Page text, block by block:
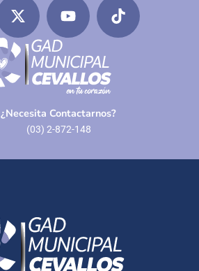
¿Necesita Contactarnos?
(03) 2-872-148